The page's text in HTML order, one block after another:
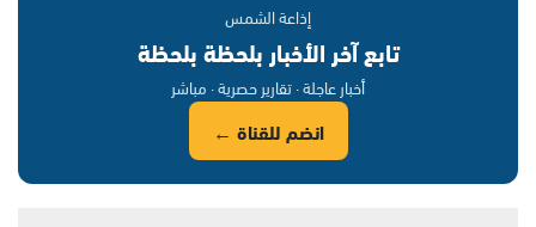
إذاعة الشمس
تابع آخر الأخبار بلحظة بلحظة
أخبار عاجلة · تقارير حصرية · مباشر
انضم للقناة ←